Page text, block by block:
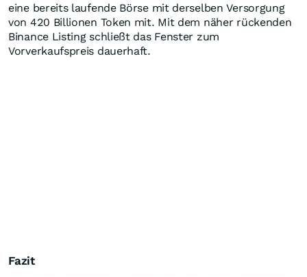
eine bereits laufende Börse mit derselben Versorgung
von 420 Billionen Token mit. Mit dem näher rückenden
Binance Listing schließt das Fenster zum
Vorverkaufspreis dauerhaft.
Fazit